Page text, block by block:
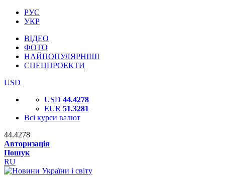
РУС
УКР
ВІДЕО
ФОТО
НАЙПОПУЛЯРНІШІ
СПЕЦПРОЕКТИ
USD
USD 44.4278
EUR 51.3281
Всі курси валют
44.4278
Авторизація
Пошук
RU